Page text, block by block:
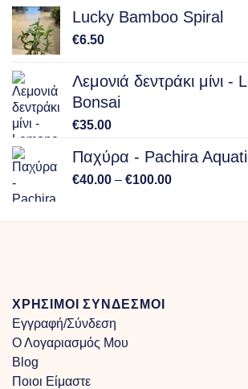
€15.00
through
Lucky Bamboo Spiral
€6.50
Λεμονιά δεντράκι μίνι -
Bonsai
€35.00
Παχύρα - Pachira
€40.00 – €100.00Price
ΧΡΗΣΙΜΟΙ ΣΥΝΔΕΣΜΟΙ
Εγγραφή/Σύνδεση
Ο Λογαριασμός Μου
Blog
Ποιοι Είμαστε